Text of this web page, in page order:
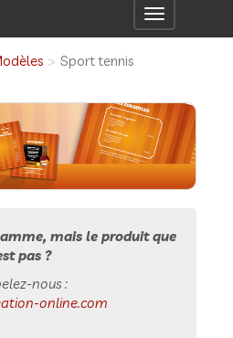
Toggle
navigation
Sport tennis
mais le produit que
pas ?
nous :
online.com